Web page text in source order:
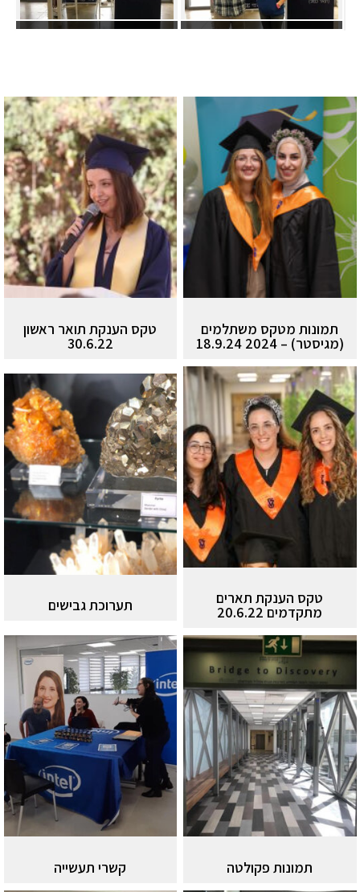
תמונות מטקס משתלמים
(מגיסטר) – 2024 18.9.24
טקס הענקת תואר ראשון
30.6.22
טקס הענקת תארים
מתקדמים 20.6.22 תערוכת גבישים
תמונות פקולטה קשרי תעשייה